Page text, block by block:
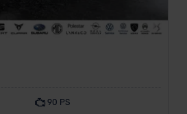
90 PS